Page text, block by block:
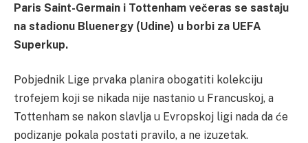
Paris Saint-Germain i Tottenham večeras se sastaju
na stadionu Bluenergy (Udine) u borbi za UEFA
Superkup.
Pobjednik Lige prvaka planira obogatiti kolekciju
trofejem koji se nikada nije nastanio u Francuskoj, a
Tottenham se nakon slavlja u Evropskoj ligi nada da će
podizanje pokala postati pravilo, a ne izuzetak.